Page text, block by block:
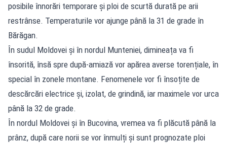
posibile înnorări temporare și ploi de scurtă durată pe arii
restrânse. Temperaturile vor ajunge până la 31 de grade în
Bărăgan.
În sudul Moldovei și în nordul Munteniei, dimineața va fi
însorită, însă spre după-amiază vor apărea averse torențiale, în
special în zonele montane. Fenomenele vor fi însoțite de
descărcări electrice și, izolat, de grindină, iar maximele vor urca
până la 32 de grade.
În nordul Moldovei și în Bucovina, vremea va fi plăcută până la
prânz, după care norii se vor înmulți și sunt prognozate ploi